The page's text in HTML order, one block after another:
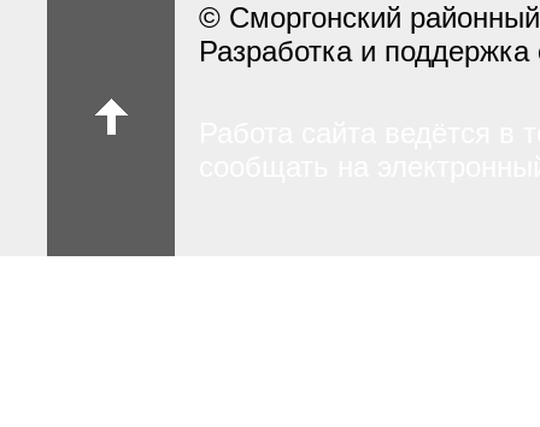
© Сморгонский
Разработка и поддержка